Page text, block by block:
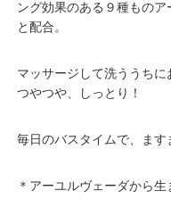
ング効果のある９種もの
と配合。
マッサージして洗ううち
つやつや、しっとり！
毎日のバスタイムで、ます
＊アーユルヴェーダから